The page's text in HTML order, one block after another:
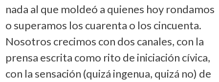
nada al que moldeó a quienes hoy rondamos
o superamos los cuarenta o los cincuenta.
Nosotros crecimos con dos canales, con la
prensa escrita como rito de iniciación cívica,
con la sensación (quizá ingenua, quizá no) de